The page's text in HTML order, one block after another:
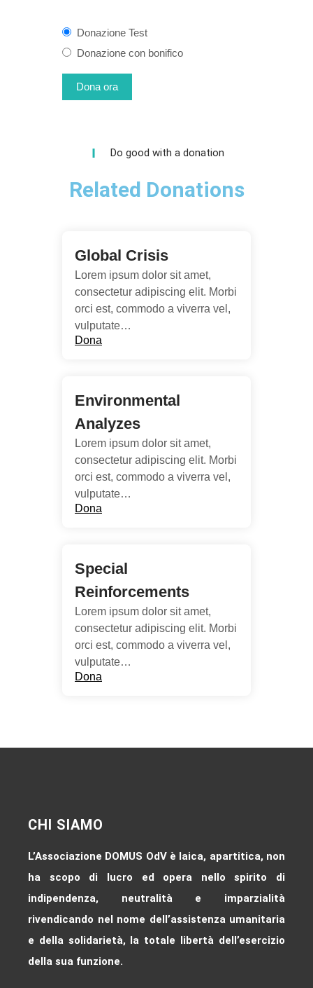
Donazione Test
Donazione con bonifico
Do good with a donation
Related Donations
Global Crisis
Lorem ipsum dolor sit amet,
consectetur adipiscing elit. Morbi
orci est, commodo a viverra vel,
vulputate…
Dona
Environmental
Analyzes
Lorem ipsum dolor sit amet,
consectetur adipiscing elit. Morbi
orci est, commodo a viverra vel,
vulputate…
Dona
Special
Reinforcements
Lorem ipsum dolor sit amet,
consectetur adipiscing elit. Morbi
orci est, commodo a viverra vel,
vulputate…
Dona
CHI SIAMO
L’Associazione DOMUS OdV è laica, apartitica, non
ha scopo di lucro ed opera nello spirito di
indipendenza, neutralità e imparzialità
rivendicando nel nome dell’assistenza umanitaria
e della solidarietà, la totale libertà dell’esercizio
della sua funzione.